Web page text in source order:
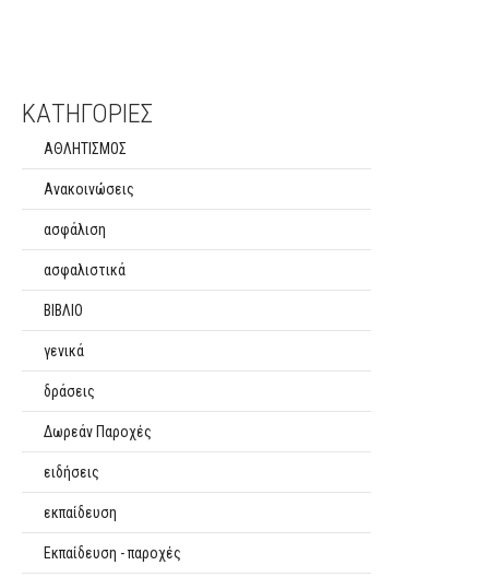
ΚΑΤΗΓΟΡΙΕΣ
ΑΘΛΗΤΙΣΜΟΣ
Ανακοινώσεις
ασφάλιση
ασφαλιστικά
ΒΙΒΛΙΟ
γενικά
δράσεις
Δωρεάν Παροχές
ειδήσεις
εκπαίδευση
Εκπαίδευση - παροχές